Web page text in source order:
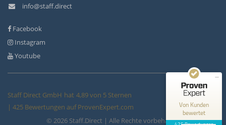
info@staff.direct
Facebook
Instagram
Youtube
Staff Direct GmbH hat 4,89von 5 Sternen
| 425 Bewertungen auf ProvenExpert.com
© 2026 Staff.Direct | Alle Rechte vorbehalten
Von Kunden
bewertet
146
Bewertungen auf
ProvenExpert.com
Bewertungen von 3
anderen Quellen
Blick aufs ProvenExpert-Profil werfen